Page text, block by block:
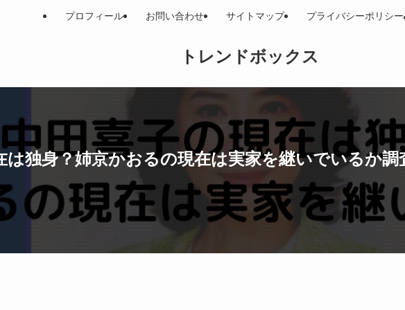
トレンドボックス
プロフィール お問い合わせ サイトマップ プライバシーポリシー
は独身？姉京かおるの現在は実家を継いでいるか調